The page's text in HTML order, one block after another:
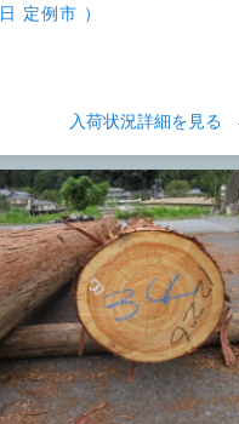
日 定例市 ）
入荷状況詳細を見る